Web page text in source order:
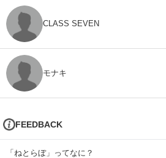
CLASS SEVEN
モナキ
FEEDBACK
「ねとらぼ」ってなに？